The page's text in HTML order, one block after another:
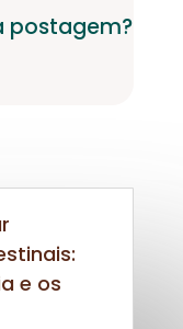
postagem?
e os